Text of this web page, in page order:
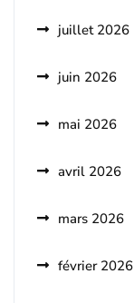
juillet 2026
juin 2026
mai 2026
avril 2026
mars 2026
février 2026